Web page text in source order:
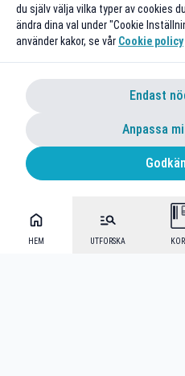
HEM UTFORSKA
du själv välja vilka typer av cookies
ändra dina val under "Cookie
använder kakor, se vår Cookie policy
Endast
Anpassa